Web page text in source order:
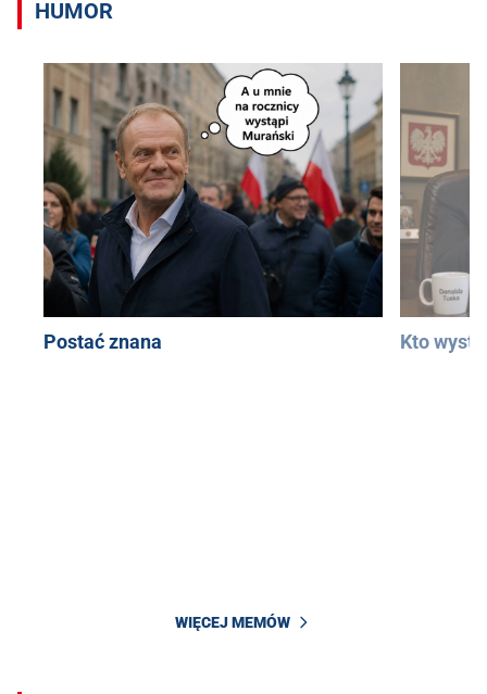
HUMOR
Postać znana Kto
WIĘCEJ MEMÓW